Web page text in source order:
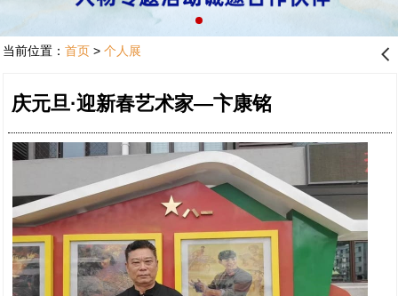
当前位置： 首页> 个人展 󰊒
庆元旦·迎新春艺术家—卞康铭